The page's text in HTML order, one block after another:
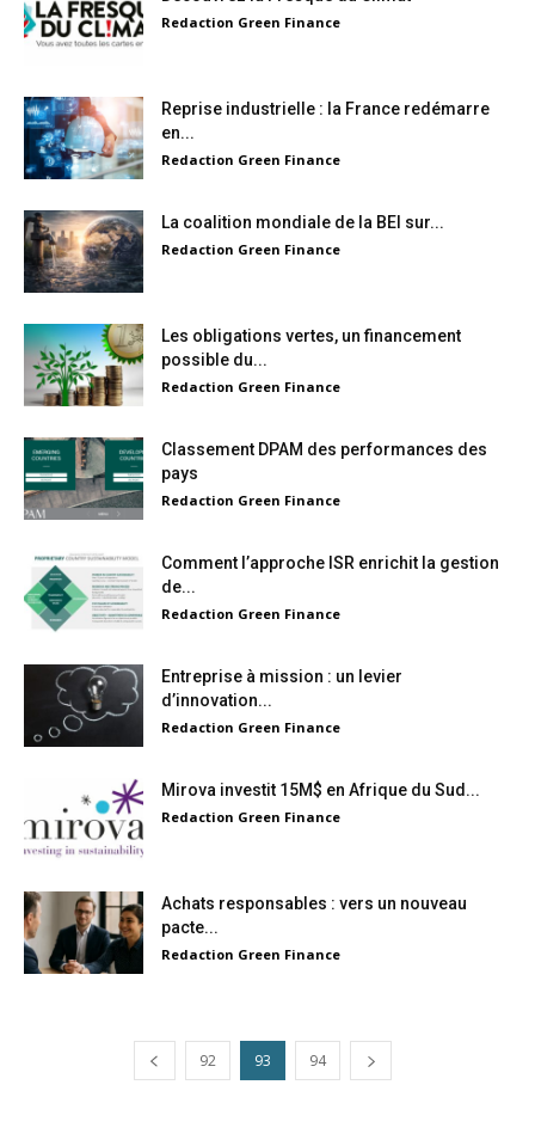
Redaction Green Finance
Reprise industrielle : la France redémarre
en...
Redaction Green Finance
La coalition mondiale de la BEI sur...
Redaction Green Finance
Les obligations vertes, un financement
possible du...
Redaction Green Finance
Classement DPAM des performances des
pays
Redaction Green Finance
Comment l’approche ISR enrichit la gestion
de...
Redaction Green Finance
Entreprise à mission : un levier
d’innovation...
Redaction Green Finance
Mirova investit 15M$ en Afrique du Sud...
Redaction Green Finance
Achats responsables : vers un nouveau
pacte...
Redaction Green Finance
92 93 94